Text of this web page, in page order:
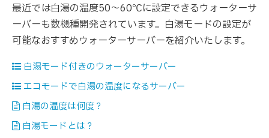
最近では白湯の温度50～60℃に設定できるウォーターサ
ーバーも数機種開発されています。白湯モードの設定が
可能なおすすめウォーターサーバーを紹介いたします。
白湯モード付きのウォーターサーバー
エコモードで白湯の温度になるサーバー
白湯の温度は何度？
白湯モードとは？